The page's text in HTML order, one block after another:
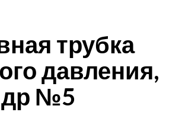
трубка
давления,
№5